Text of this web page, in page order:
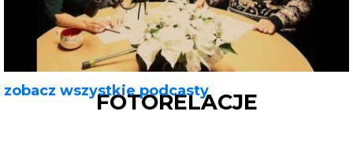
zobacz wszystkie podcasty
FOTORELACJE